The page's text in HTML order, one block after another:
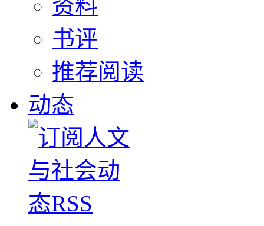
资料
书评
推荐阅读
动态